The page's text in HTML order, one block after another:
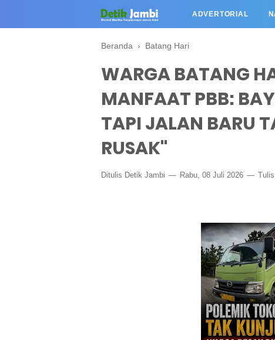
ADVERTORIAL
Beranda › Batang Hari
WARGA BATANG
MANFAAT PBB:
TAPI JALAN BARU
RUSAK"
Ditulis Detik Jambi Rabu, 08 Juli 2026